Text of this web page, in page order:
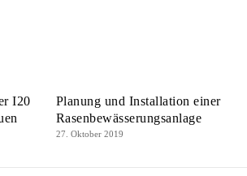
I20
Planung und Installation einer
Rasenbewässerungsanlage
27. Oktober 2019